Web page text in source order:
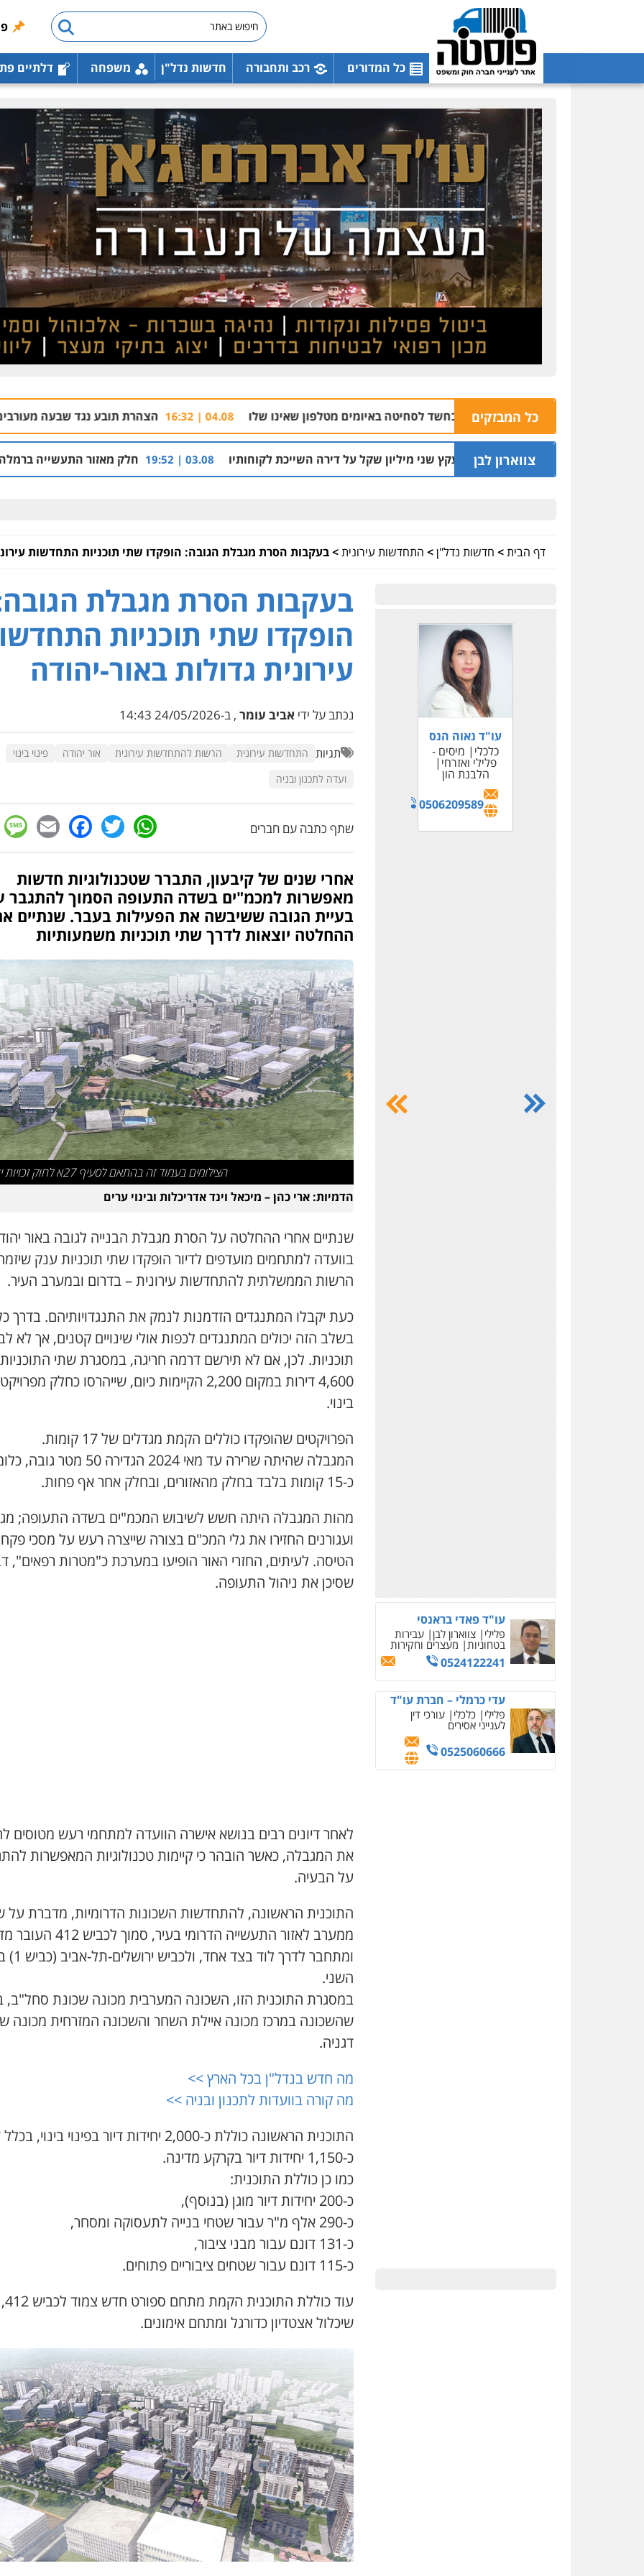
כל המדורים רכב ותחבורה חדשות נדל"ן משפחה דלתיים
כל המבזקים 04.08 | 16:32 הצהרת תובע נגד שבעה מעורבים בתיק רצח
צווארון לבן
בפועל לעו"ד שעקץ שני מיליון שקל על דירה השייכת לקוחותיו 03.08 | 19:52 חלק מאזור התעשייה ברמלה יהפוך למתחם מגורים עם
דף הבית> חדשות נדל"ן> התחדשות עירונית>בעקבות הסרת מגבלת הגובה: הופקדו שתי תוכניות התחדשות
אוטן ושות' –
משרד עורכי דין
פלילי תעבורה
אסירים
0538323193
עו"ד נאוה הנס
כלכלי
מיסים -
פלילי ואזרחי
הלבנת הון
0506209589
עו"ד פאדי בראנסי
פלילי צווארון לבן עבירות
בטחוניות מעצרים וחקירות
0524122241
עדי כרמלי – חברת עו"ד
פלילי כלכלי עורכי דין
לענייני אסירים
0525060666
בעקבות הסרת מגבלת
הופקדו שתי תוכניות
עירונית גדולות באור-יהודה
נכתב על ידי אביב עומר , ב-24/05/2026 14:43
תגיות התחדשות עירונית הרשות להתחדשות עירונית אור יהודה
פינוי בינוי
ועדה לתכנון ובניה
שתף כתבה עם חברים WhatsApp
Twitter
אחרי שנים של קיבעון, התברר שטכנולוגיות חדשות
מאפשרות למכמ"ים בשדה התעופה הסמוך להתגבר
בעיית הגובה ששיבשה את הפעילות בעבר. שנתיים
ההחלטה יוצאות לדרך שתי תוכניות משמעותיות
הצילומים בעמוד זה בהתאם לסעיף 27א לחוק זכויות יוצרים
הדמיות: ארי כהן – מיכאל וינד אדריכלות ובינוי ערים
שנתיים אחרי ההחלטה על הסרת מגבלת הבנייה לגובה באור
בוועדה למתחמים מועדפים לדיור הופקדו שתי תוכניות ענק
הרשות הממשלתית להתחדשות עירונית – בדרום ובמערב העיר.
כעת יקבלו המתנגדים הזדמנות לנמק את התנגדויותיהם. בדרך
בשלב הזה יכולים המתנגדים לכפות אולי שינויים קטנים, אך לא
תוכניות. לכן, אם לא תירשם דרמה חריגה, במסגרת שתי התוכניות
4,600 דירות במקום 2,200 הקיימות כיום, שייהרסו כחלק
בינוי.
הפרויקטים שהופקדו כוללים הקמת מגדלים של 17 קומות.
המגבלה שהיתה שרירה עד מאי 2024 הגדירה 50 מטר
כ-15 קומות בלבד בחלק מהאזורים, ובחלק אחר אף פחות.
מהות המגבלה היתה חשש לשיבוש המכמ"ים בשדה התעופה;
ועגורנים החזירו את גלי המכ"ם בצורה שייצרה רעש על מסכי
הטיסה. לעיתים, החזרי האור הופיעו במערכת כ"מטרות רפאים",
שסיכן את ניהול התעופה.
לאחר דיונים רבים בנושא אישרה הוועדה למתחמי רעש מטוסים
את המגבלה, כאשר הובהר כי קיימות טכנולוגיות המאפשרות
על הבעיה.
התוכנית הראשונה, להתחדשות השכונות הדרומיות, מדברת על
ממערב לאזור התעשייה הדרומי בעיר, סמוך
ומתחבר לדרך לוד
השני.
במסגרת התוכנית הזו, השכונה המערבית מכונה שכונת סחל"ב,
שהשכונה במרכז מכונה איילת השחר והשכונה המזרחית מכונה
דגניה.
מה חדש בנדל"ן בכל הארץ >>
מה קורה בוועדות לתכנון ובניה >>
התוכנית הראשונה כוללת כ-2,000 יחידות דיור בפינוי בינוי,
כ-1,150 יחידות דיור בקרקע מדינה.
כמו כן כוללת התוכנית:
כ-200 יחידות דיור מוגן (בנוסף),
כ-290 אלף מ"ר עבור שטחי בנייה לתעסוקה ומסחר,
כ-131 דונם עבור מבני ציבור,
כ-115 דונם עבור שטחים ציבוריים פתוחים.
עוד כוללת התוכנית הקמת מתחם ספורט חדש צמוד לכביש 412,
שיכלול אצטדיון כדורגל ומתחם אימונים.